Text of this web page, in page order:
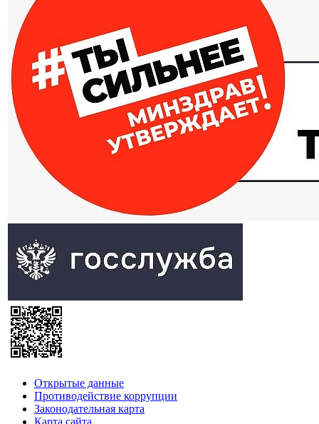
Открытые данные
Противодействие коррупции
Законодательная карта